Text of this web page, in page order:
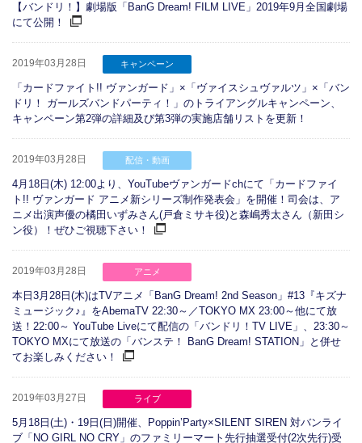
【バンドリ！】劇場版「BanG Dream! FILM LIVE」2019年9月全国劇場
にて公開！
2019年03月28日 キャンペーン
「カードファイト!! ヴァンガード」×「ヴァイスシュヴァルツ」×「バン
ドリ！ ガールズバンドパーティ！」のトライアングルキャンペーン、
キャンペーン第2弾の詳細及び第3弾の実施店舗リストを更新！
2019年03月28日 配信・動画
4月18日(木) 12:00より、YouTubeヴァンガードchにて「カードファイ
ト!! ヴァンガード アニメ新シリーズ制作発表会」を開催！司会は、ア
ニメ出演声優の橘田いずみさん(戸倉ミサキ役)と森嶋秀太さん（新田シ
ン役）！ぜひご視聴下さい！
2019年03月28日 アニメ
本日3月28日(木)はTVアニメ「BanG Dream! 2nd Season」#13『キズナ
ミュージック♪』をAbemaTV 22:30～／TOKYO MX 23:00～他にて放
送！22:00～ YouTube Liveにて配信の「バンドリ！TV LIVE」、23:30～
TOKYO MXにて放送の「バンステ！ BanG Dream! STATION」と併せ
てお楽しみください！
2019年03月27日 ライブ
5月18日(土)・19日(日)開催、Poppin’Party×SILENT SIREN 対バンライ
ブ「NO GIRL NO CRY」のファミリーマート先行抽選受付(2次先行)受